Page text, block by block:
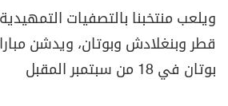
ويلعب منتخبنا بالتصفيات
قطر وبنغلادش وبوتان، ويدشن
بوتان في 18 من سبتمبر المقبل